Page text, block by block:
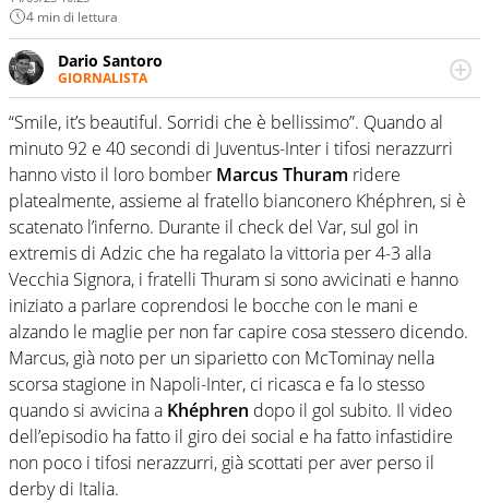
4 min di lettura
Dario Santoro
GIORNALISTA
Scrive, commenta, racconta lo sport in tutte le
sfaccettature. Tocca l'apice quando ha modo di
concentrarsi sulle interviste ai grandi protagonisti
“Smile, it’s beautiful. Sorridi che è bellissimo”. Quando al
minuto 92 e 40 secondi di Juventus-Inter i tifosi nerazzurri
hanno visto il loro bomber Marcus Thuram ridere
platealmente, assieme al fratello bianconero Khéphren, si è
scatenato l’inferno. Durante il check del Var, sul gol in
extremis di Adzic che ha regalato la vittoria per 4-3 alla
Vecchia Signora, i fratelli Thuram si sono avvicinati e hanno
iniziato a parlare coprendosi le bocche con le mani e
alzando le maglie per non far capire cosa stessero dicendo.
Marcus, già noto per un siparietto con McTominay nella
scorsa stagione in Napoli-Inter, ci ricasca e fa lo stesso
quando si avvicina a Khéphren dopo il gol subito. Il video
dell’episodio ha fatto il giro dei social e ha fatto infastidire
non poco i tifosi nerazzurri, già scottati per aver perso il
derby di Italia.